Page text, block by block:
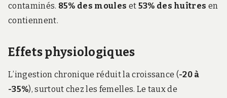
contaminés. 85% des moules et 53% des huîtres en
contiennent.
Effets physiologiques
L’ingestion chronique réduit la croissance (-20 à
-35%), surtout chez les femelles. Le taux de